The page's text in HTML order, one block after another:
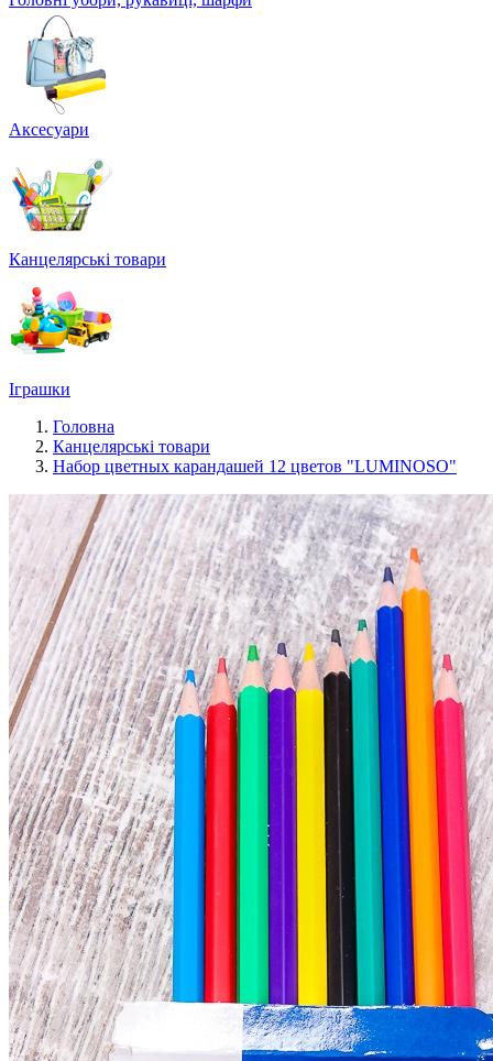
Аксесуари
Канцелярські товари
Іграшки
Головна
Канцелярські товари
Набор цветных карандашей 12 цветов "LUMINOSO"